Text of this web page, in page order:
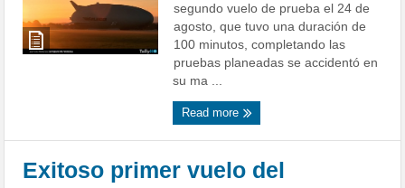
segundo vuelo de prueba el 24 de
agosto, que tuvo una duración de
100 minutos, completando las
pruebas planeadas se accidentó en
su ma ...
Read more
Exitoso primer vuelo del